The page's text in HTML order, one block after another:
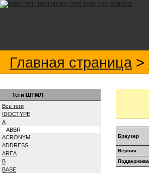
Главная страница >
Теги ШТМЛ
Все теги
!DOCTYPE
A
ABBR
ACRONYM
ADDRESS
AREA
B
BASE
Браузер
Версия